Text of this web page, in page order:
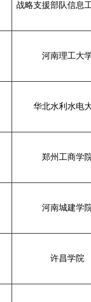
战略支援部队信息
河南理工大
华北水利水电
郑州工商学
河南城建学
许昌学院